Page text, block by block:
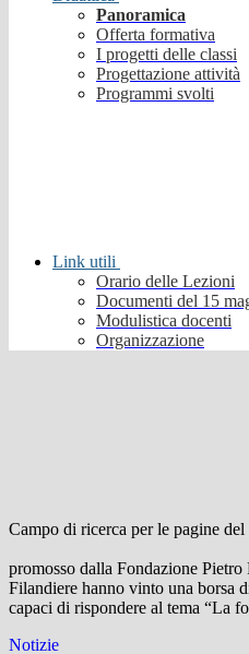
Panoramica
Offerta formativa
I progetti delle classi
Progettazione attività
Programmi svolti
Link utili
Orario delle Lezioni
Documenti del 15
Modulistica docenti
Organizzazione
Campo di ricerca per le pagine del
promosso dalla Fondazione
Filandiere hanno vinto una borsa
capaci di rispondere al tema “La
Notizie